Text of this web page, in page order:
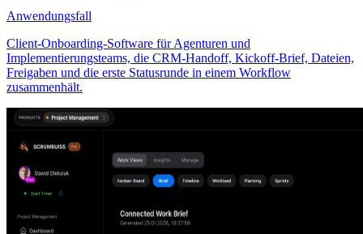
Anwendungsfall
Client-Onboarding-Software für Agenturen und
Implementierungsteams, die CRM-Handoff, Kickoff-Brief, Dateien,
Freigaben und die erste Statusrunde in einem Workflow
zusammenhält.